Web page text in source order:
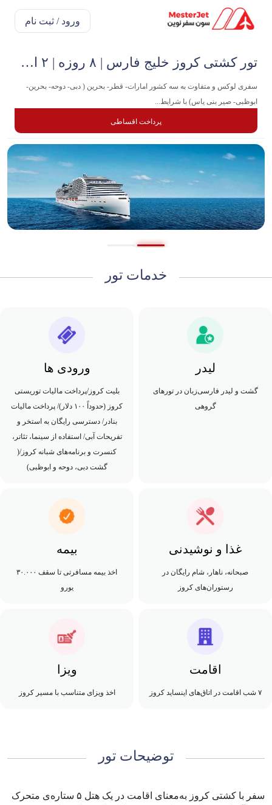
ورود / ثبت نام
تور کشتی کروز خلیج فارس | ۸ روزه | ۲ اسفند
سفری لوکس و‌ متفاوت به سه کشور امارات- قطر- بحرین ( دبی- دوحه- بحرین-
ابوظبی- صیر بنی یاس) با شرایط...
پرداخت اقساطی
خدمات تور
لیدر
گشت و لیدر فارسی‌زبان در تورهای
گروهی
ورودی ها
بلیت کروز/پرداخت مالیات توریستی
کروز (حدوداً ۱۰۰ دلار)/ پرداخت مالیات
بنادر/ دسترسی رایگان به استخر و
تفریحات آبی/ استفاده از سینما، تئاتر،
کنسرت و برنامه‌های شبانه کروز/(
گشت دبی، دوحه و ابوظبی)
غذا و نوشیدنی
صبحانه، ناهار، شام رایگان در
رستوران‌های کروز
بیمه
اخذ بیمه مسافرتی تا سقف ۳۰.۰۰۰
یورو
اقامت
۷ شب اقامت در اتاق‌های اینساید کروز
ویزا
اخذ ویزای متناسب با مسیر کروز
توضیحات تور
سفر با کشتی کروز به‌معنای اقامت در یک هتل ۵ ستاره‌ی متحرک